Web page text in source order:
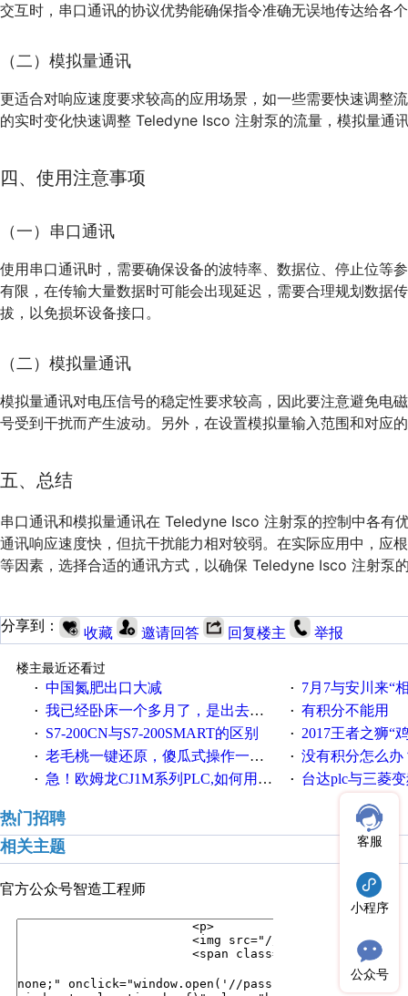
交互时，串口通讯的协议优势能确保指令准确无误地传达给各
（二）模拟量通讯
更适合对响应速度要求较高的应用场景，如一些需要快速调整
的实时变化快速调整 Teledyne Isco 注射泵的流量，模拟量通
四、使用注意事项
（一）串口通讯
使用串口通讯时，需要确保设备的波特率、数据位、停止位等
有限，在传输大量数据时可能会出现延迟，需要合理规划数据
拔，以免损坏设备接口。
（二）模拟量通讯
模拟量通讯对电压信号的稳定性要求较高，因此要注意避免电
号受到干扰而产生波动。另外，在设置模拟量输入范围和对应
五、总结
串口通讯和模拟量通讯在 Teledyne Isco 注射泵的控制中各有
通讯响应速度快，但抗干扰能力相对较弱。在实际应用中，应
等因素，选择合适的通讯方式，以确保 Teledyne Isco 注射泵
分享到： 收藏 邀请回答 回复楼主 举报
楼主最近还看过
· 中国氮肥出口大减 · 7月7与安川来“
· 我已经卧床一个多月了，是出去安装机械手在高速遭遇车祸所致:大家工作都要特别注意啊 · 有积分不能用
· S7-200CN与S7-200SMART的区别 · 2017王者之狮“鸡”情签到
· 老毛桃一键还原，傻瓜式操作一键轻松备份还原；程序为向导式安装，一键即可实现自动备份或还原系统。 · 没有积分怎么办
· 急！欧姆龙CJ1M系列PLC,如何用时间控制变频器。要求时间在组态王中可以自由输入！拜托各位大神了！ · 台达plc与三菱
热门招聘
相关主题
官方公众号智造工程师
客服
小程序
公众号